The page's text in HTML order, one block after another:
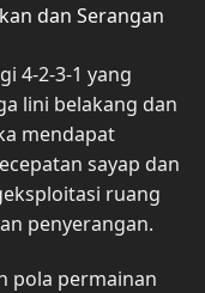
dan Serangan
4-2-3-1 yang
lini belakang dan
mendapat
sayap dan
ruang
penyerangan.
pola permainan